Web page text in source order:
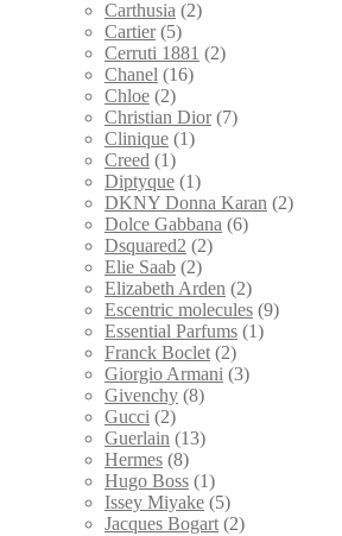
Carthusia (2)
Cartier (5)
Cerruti 1881 (2)
Chanel (16)
Chloe (2)
Christian Dior (7)
Clinique (1)
Creed (1)
Diptyque (1)
DKNY Donna Karan (2)
Dolce Gabbana (6)
Dsquared2 (2)
Elie Saab (2)
Elizabeth Arden (2)
Escentric molecules (9)
Essential Parfums (1)
Franck Boclet (2)
Giorgio Armani (3)
Givenchy (8)
Gucci (2)
Guerlain (13)
Hermes (8)
Hugo Boss (1)
Issey Miyake (5)
Jacques Bogart (2)